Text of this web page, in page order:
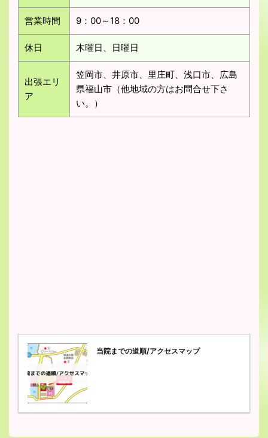
営業時間 9：00～18：00
休日 木曜日、日曜日
出張エリ
ア
笠岡市、井原市、里庄町、浅口市、広島
県福山市（他地域の方はお問合せ下さ
い。）
当院までの道順/アクセスマップ